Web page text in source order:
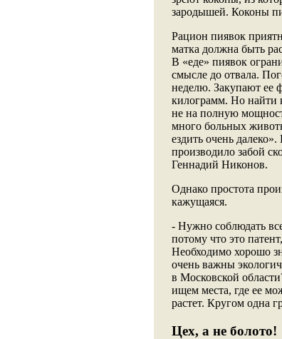
зародышей. Коконы
Рацион пиявок
матка должна быть
В «еде» пиявок
смысле до отвала.
неделю. Закупают ее
килограмм. Но найти
не на полную
много больных
ездить очень
производило забой
Геннадий Никонов.
Однако простота
кажущаяся.
- Нужно соблюдать
потому что это
Необходимо хорошо
очень важны
в Московской
ищем места, где ее
растет. Кругом одна
Цех, а не болото!